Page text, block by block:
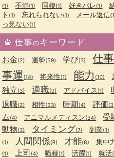
(1) 不満(1) 同棲(1) 好きバレ(1)
ト (1) 忘れられない(1) メール返信
っ気ない(1)
仕事のキーワード
お金(2) 運勢(59) 学び(3) 仕事
事運 (14) 将来性(1) 能力 (10)
独立(3) 適職(9) アドバイス (1)
退職(2) 相性(33) 時期(4) 評価
ム (4) アニマルメディスン(34) 受
動物(3) タイミング(7) 副業(1)
(1) 人間関係(9) 才能(8) 集中
(1) 上司 (4) 職種(1) 活躍(1) 就活